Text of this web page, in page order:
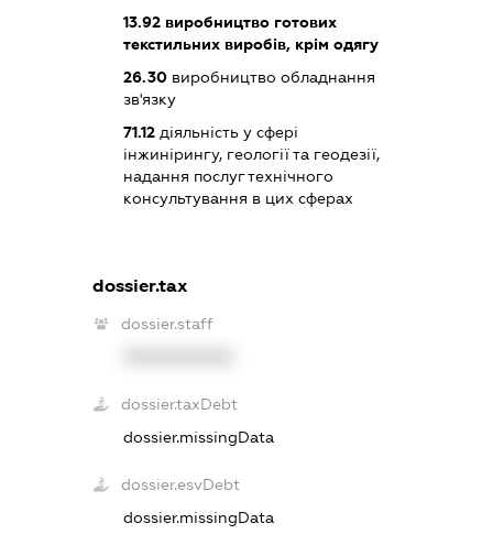
13.92 виробництво готових
текстильних виробів, крім одягу
26.30 виробництво обладнання
зв'язку
71.12 діяльність у сфері
інжинірингу, геології та геодезії,
надання послуг технічного
консультування в цих сферах
dossier.tax
dossier.staff
dossier.taxDebt
dossier.missingData
dossier.esvDebt
dossier.missingData